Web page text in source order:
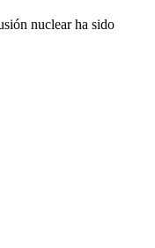
nuclear ha sido